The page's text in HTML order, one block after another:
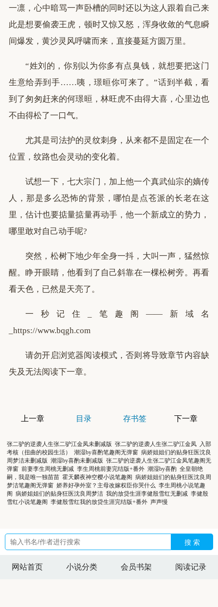
一凛，心中暗骂一声卧槽的同时还以为这人跟着自己来
此是想要偷袭王虎，顿时又惊又怒，浑身收敛的气息瞬
间爆发，黄沙灵风呼啸而来，直接蔓延方圆万里。
“姓刘的，你别以为你多有点臭钱，就想要把这门
生意给弄到手……咦，璟晅你可来了。”话到半截，看
到了匆匆赶来的何璟晅，林旺虎不由得大喜，心里边也
不由得松了一口气。
尤其是司法护的灵纹刺身，从来都不是固定在一个
位置，纹路也会灵动的变化着。
试想一下，七大宗门，加上他一个真武仙宗的嫡传
人，那是多么恐怖的背景，哪怕是点苍派的长老在这
里，估计也要掂量掂量再动手，他一个新成立的势力，
哪里敢对自己动手呢?
突然，松树下地少年全身一抖，大叫一声，猛然惊
醒。睁开眼睛，他看到了自己斜靠在一棵松树旁。再看
看天色，已然是天亮了。
一秒记住_笔趣阁——新域名
_https://www.bqgh.com
请勿开启浏览器阅读模式，否则将导致章节内容缺
失及无法阅读下一章。
上一章 目录 存书签 下一章
张二驴的逆袭人生张二驴江金凤未删减版 张二驴的逆袭人生张二驴江金凤 入部
考核（扭曲的校园生活）
潮湿by喜酌笔趣阁无弹窗 病娇姐姐们的贴身狂医沈良
周梦洁未删减版 潮湿by喜酌未删减版 张二驴的逆袭人生张二驴江金凤笔趣阁无
弹窗 前妻李生周桃无删减 李生周桃前妻完结版+番外 潮湿by喜酌 全皇朝绝
嗣，我是唯一独苗苗 霍天麟夜神空樱小说笔趣阁 病娇姐姐们的贴身狂医沈良周
梦洁笔趣阁无弹窗 娇养好孕外室？主母改嫁权臣你哭什么 李生周桃小说笔趣
阁 病娇姐姐们的贴身狂医沈良周梦洁 我的放贷生涯李健殷雪红无删减 李健殷
雪红小说笔趣阁 李健殷雪红我的放贷生涯完结版+番外 声声慢
搜 索
网站首页 小说分类 会员书架 阅读记录